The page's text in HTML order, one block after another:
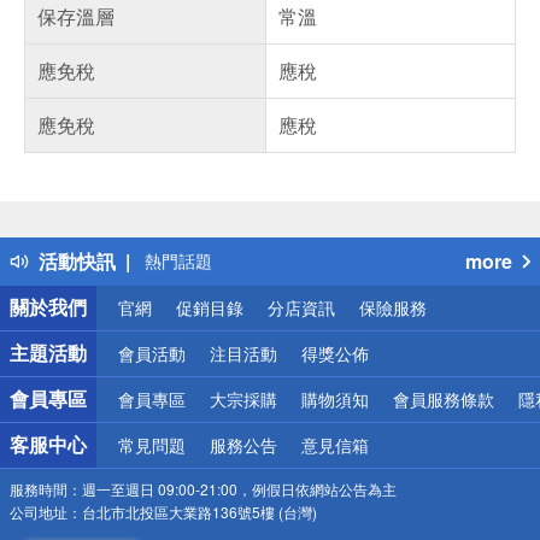
保存溫層
常溫
應免稅
應稅
應免稅
應稅
活動快訊
得獎公告
熱門話題
銀行優惠
偏遠地區配送
詐騙網頁！請小心！
more
關於我們
官網 促銷目錄 分店資訊 保險服務
主題活動 會員活動 注目活動 得獎公佈
會員專區 會員專區 大宗採購 購物須知 會員服務條款 隱
客服中心 常見問題 服務公告 意見信箱
服務時間： 週一至週日 09:00-21:00，例假日依網站公告為主
公司地址： 台北市北投區大業路136號5樓 (台灣)